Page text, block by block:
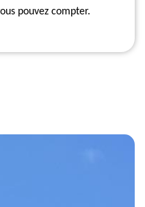
pouvez compter.